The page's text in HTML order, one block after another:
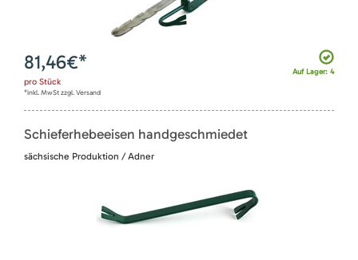
Auf Lager: 4
81,46€*
pro Stück
*inkl. MwSt zzgl. Versand
Schieferhebeeisen handgeschmiedet
sächsische Produktion / Adner